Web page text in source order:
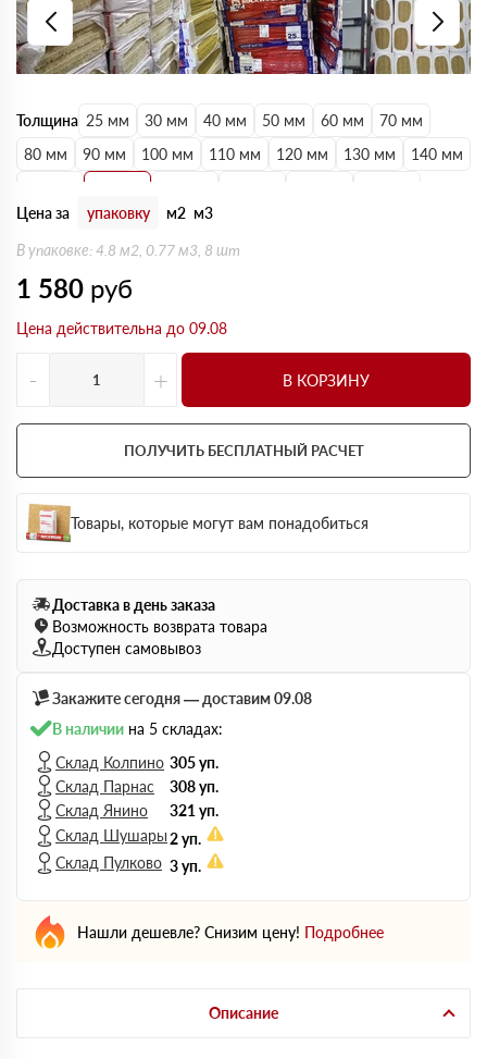
Толщина 25 мм 30 мм 40 мм 50 мм 60 мм
70 мм
80 мм
90 мм 100 мм 110 мм 120 мм 130 мм
140 мм
Цена за
упаковку м2 м3
В упаковке: 4.8 м2, 0.77 м3, 8 шт
1 580 руб
Цена действительна до 09.08
- + В КОРЗИНУ
ПОЛУЧИТЬ БЕСПЛАТНЫЙ РАСЧЕТ
Товары, которые могут вам понадобиться
Доставка в день заказа
Возможность возврата товара
Доступен самовывоз
Закажите сегодня — доставим 09.08
В наличии на 5 складах:
Склад Колпино 305 уп.
Склад Парнас
308 уп.
Склад Янино
321 уп.
Склад Шушары2 уп.
Склад Пулково 3 уп.
Нашли дешевле? Снизим цену! Подробнее
Описание